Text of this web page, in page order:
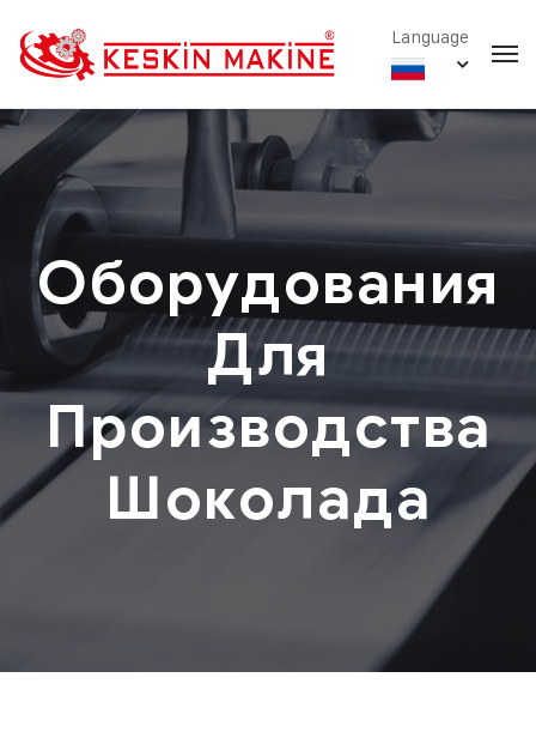
Language
Оборудования
Для
Производства
Шоколада